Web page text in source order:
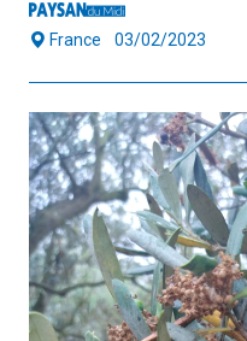
France 03/02/2023